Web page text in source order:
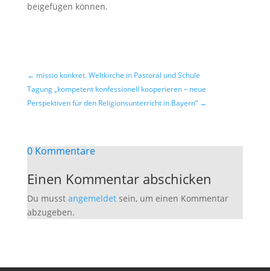
beigefügen können.
← missio konkret. Weltkirche in Pastoral und Schule
Tagung „kompetent konfessionell kooperieren – neue
Perspektiven für den Religionsunterricht in Bayern“→
0 Kommentare
Einen Kommentar abschicken
Du musst angemeldetsein, um einen Kommentar
abzugeben.